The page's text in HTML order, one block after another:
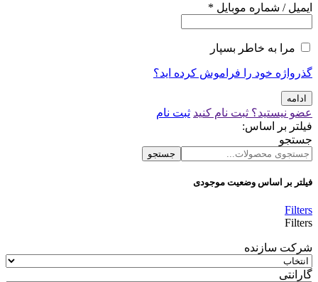
ایمیل / شماره موبایل *
مرا به خاطر بسپار
گذرواژه خود را فراموش کرده اید؟
ادامه
عضو نیستید؟ ثبت نام کنید ثبت نام
فیلتر بر اساس:
جستجو
جستجو
فیلتر بر اساس وضعیت موجودی
Filters
Filters
شرکت سازنده
گارانتی